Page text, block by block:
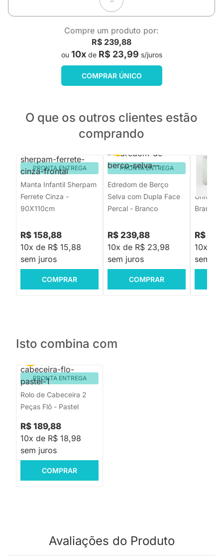
Compre um produto por:
R$ 239,88
ou 10xde R$ 23,99 s/juros
COMPRAR ÚNICO
O que os outros clientes estão
comprando
PRONTA ENTREGA
Manta Infantil Sherpam
Ferrete Cinza -
90X110cm
R$ 158,88
10x de R$ 15,88
sem juros
COMPRAR
PRONTA ENTREGA
Edredom de Berço
Selva com Dupla Face
Percal - Branco
R$ 239,88
10x de R$ 23,98
sem juros
COMPRAR
Branco
R$
10x de
sem
Isto combina com
PRONTA ENTREGA
Rolo de Cabeceira 2
Peças Flô - Pastel
R$ 189,88
10x de R$ 18,98
sem juros
COMPRAR
Avaliações do Produto